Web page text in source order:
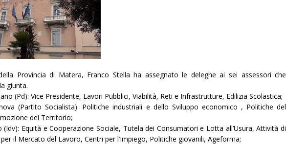
Provincia di Matera, Franco Stella ha assegnato le deleghe ai sei assessori che
giunta.
(Pd): Vice Presidente, Lavori Pubblici, Viabilità, Reti e Infrastrutture, Edilizia Scolastica;
(Partito Socialista): Politiche industriali e dello Sviluppo economico , Politiche del
del Territorio;
(Idv): Equità e Cooperazione Sociale, Tutela dei Consumatori e Lotta all’Usura, Attività di
il Mercato del Lavoro, Centri per l’Impiego, Politiche giovanili, Ageforma;